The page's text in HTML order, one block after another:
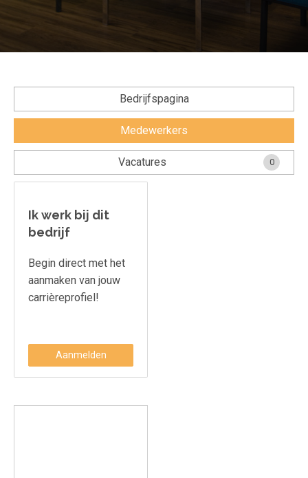
Voorwaarden & privacy
Bedrijfspagina
Medewerkers
Vacatures 0
Ik werk bij dit
bedrijf
Begin direct met het
aanmaken van jouw
carrièreprofiel!
Aanmelden